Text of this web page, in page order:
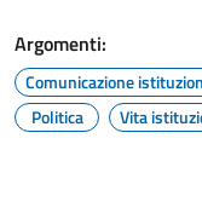
Argomenti:
Comunicazione
Politica
Vita